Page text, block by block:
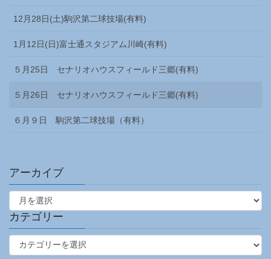
12月28日(土)駒沢第二球技場(有料)
1月12日(日)富士通スタジアム川崎(有料)
５月25日 セナリオハウスフィールド三郷(有料)
５月26日 セナリオハウスフィールド三郷(有料)
６月９日 駒沢第二球技場（有料）
アーカイブ
ア
カ
イ
カテゴリー
テ